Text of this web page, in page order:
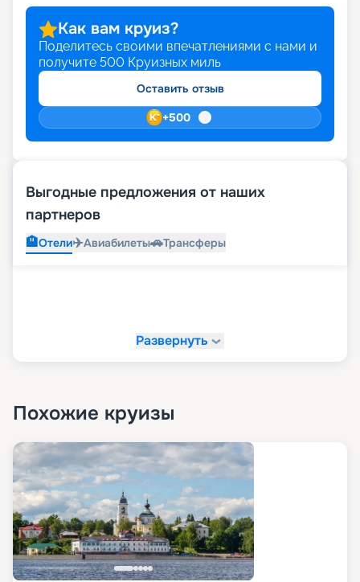
Как вам круиз?
Поделитесь своими впечатлениями с нами и
получите 500 Круизных миль
Оставить отзыв
+500
Выгодные предложения от наших
партнеров
🏨Отели✈️Авиабилеты🚗Трансферы
Развернуть
Похожие круизы